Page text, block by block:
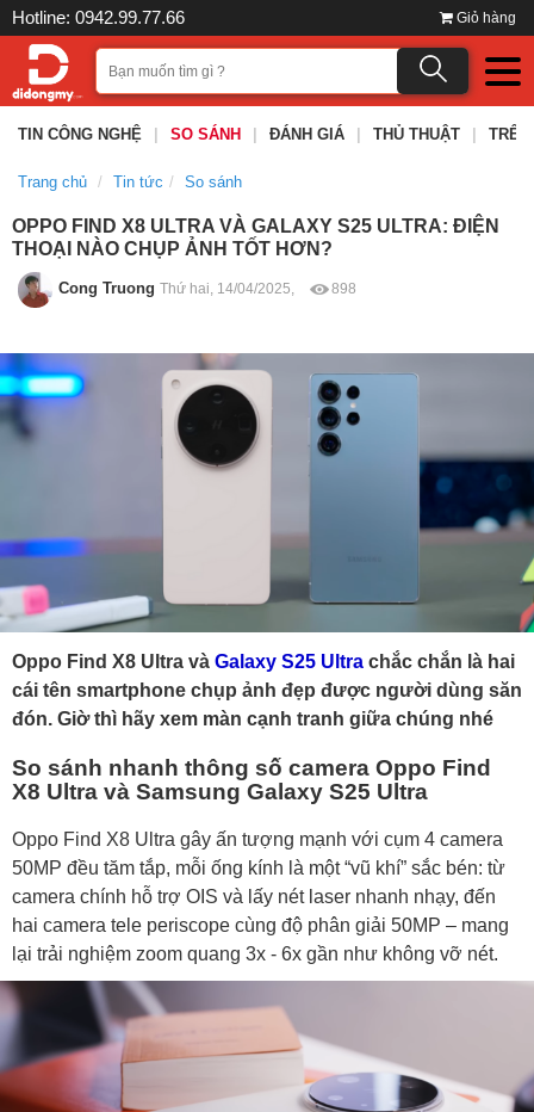
Hotline: 0942.99.77.66 Giỏ hàng
TIN CÔNG NGHỆ SO SÁNH ĐÁNH GIÁ THỦ THUẬT TRÊN
Trang chủ Tin tức So sánh
OPPO FIND X8 ULTRA VÀ GALAXY S25 ULTRA: ĐIỆN
THOẠI NÀO CHỤP ẢNH TỐT HƠN?
Cong Truong Thứ hai, 14/04/2025, 898
Oppo Find X8 Ultra và Galaxy S25 Ultra chắc chắn là hai
cái tên smartphone chụp ảnh đẹp được người dùng săn
đón. Giờ thì hãy xem màn cạnh tranh giữa chúng nhé
So sánh nhanh thông số camera Oppo Find
X8 Ultra và Samsung Galaxy S25 Ultra
Oppo Find X8 Ultra gây ấn tượng mạnh với cụm 4 camera
50MP đều tăm tắp, mỗi ống kính là một “vũ khí” sắc bén: từ
camera chính hỗ trợ OIS và lấy nét laser nhanh nhạy, đến
hai camera tele periscope cùng độ phân giải 50MP – mang
lại trải nghiệm zoom quang 3x - 6x gần như không vỡ nét.